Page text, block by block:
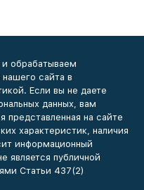
обрабатываем
сайта в
Если вы не даете
данных, вам
представленная на сайте
характеристик, наличия
информационный
является публичной
Статьи 437(2)